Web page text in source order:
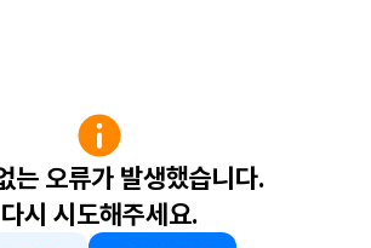
는 오류가 발생했습니다.
다시 시도해주세요.